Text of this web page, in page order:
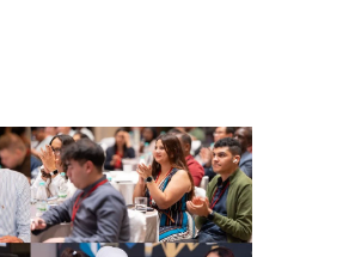
son diagnostic difficile.
limités, il avait
hospitalisé, et a fini
Ce n’est que
fournis par le